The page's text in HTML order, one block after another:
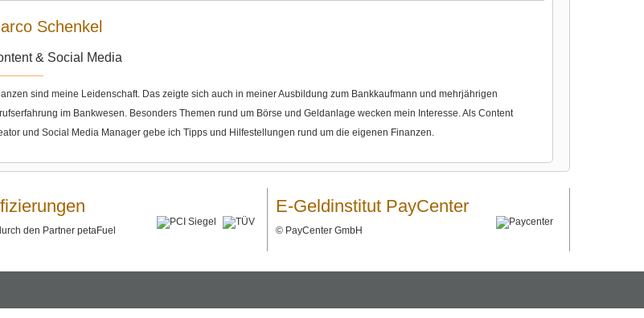
Schenkel
& Social Media
sind meine Leidenschaft. Das zeigte sich auch in meiner Ausbildung zum Bankkaufmann und mehrjährigen
im Bankwesen. Besonders Themen rund um Börse und Geldanlage wecken mein Interesse. Als Content
und Social Media Manager gebe ich Tipps und Hilfestellungen rund um die eigenen Finanzen.
den Partner petaFuel
E-Geldinstitut PayCenter
© PayCenter GmbH